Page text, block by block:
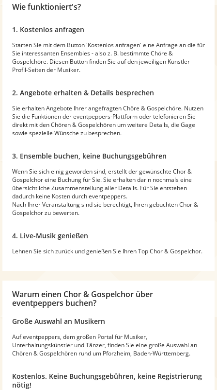
Wie funktioniert's?
1. Kostenlos anfragen
Starten Sie mit dem Button 'Kostenlos anfragen' eine Anfrage an die für
Sie interessanten Ensembles - also z. B. bestimmte Chöre &
Gospelchöre. Diesen Button finden Sie auf den jeweiligen Künstler-
Profil-Seiten der Musiker.
2. Angebote erhalten & Details besprechen
Sie erhalten Angebote Ihrer angefragten Chöre & Gospelchöre. Nutzen
Sie die Funktionen der eventpeppers-Plattform oder telefonieren Sie
direkt mit den Chören & Gospelchören um weitere Details, die Gage
sowie spezielle Wünsche zu besprechen.
3. Ensemble buchen, keine Buchungsgebühren
Wenn Sie sich einig geworden sind, erstellt der gewünschte Chor &
Gospelchor eine Buchung für Sie. Sie erhalten darin nochmals eine
übersichtliche Zusammenstellung aller Details. Für Sie entstehen
dadurch keine Kosten durch eventpeppers.
Nach Ihrer Veranstaltung sind sie berechtigt, Ihren gebuchten Chor &
Gospelchor zu bewerten.
4. Live-Musik genießen
Lehnen Sie sich zurück und genießen Sie Ihren Top Chor & Gospelchor.
Warum einen Chor & Gospelchor über
eventpeppers buchen?
Große Auswahl an Musikern
Auf eventpeppers, dem großen Portal für Musiker,
Unterhaltungskünstler und Tänzer, finden Sie eine große Auswahl an
Chören & Gospelchören rund um Pforzheim, Baden-Württemberg.
Kostenlos. Keine Buchungsgebühren, keine Registrierung
nötig!